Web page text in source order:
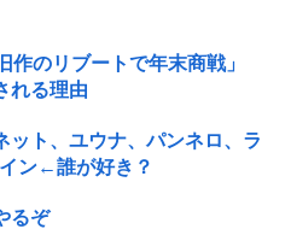
のリブートで年末商戦」
れる理由
ット、ユウナ、パンネロ、ラ
ン←誰が好き？
るぞ